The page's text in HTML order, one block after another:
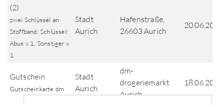
(2)
zwei Schlüssel an
Stoffband; Schlüssel:
Abus x 1, Sonstiger x
1
Stadt
Aurich
Hafenstraße,
26603 Aurich
Gutschein
Gutscheinkarte dm
Stadt
Aurich
dm-
drogeriemarkt
Aurich